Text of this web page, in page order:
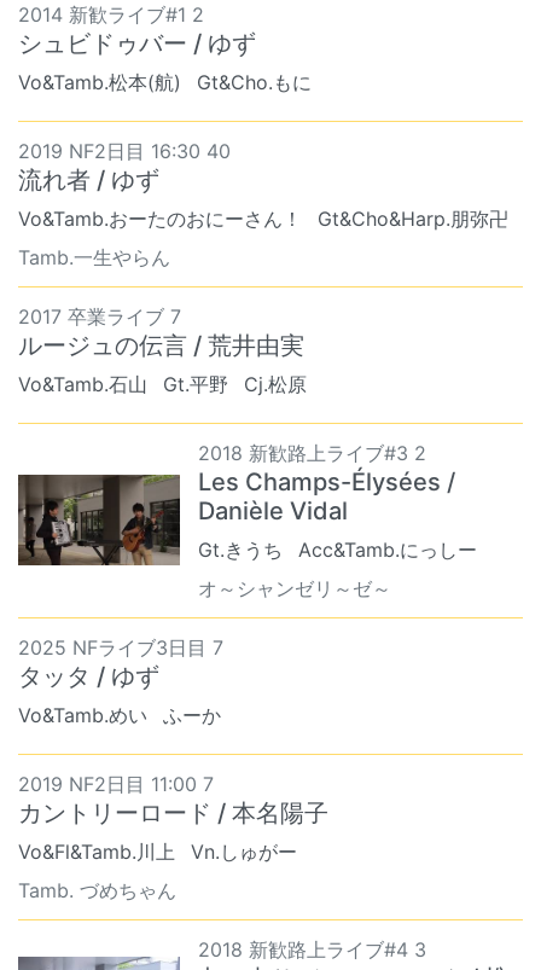
2014 新歓ライブ#1 2
シュビドゥバー / ゆず
Vo&Tamb.松本(航) Gt&Cho.もに
2019 NF2日目 16:30 40
流れ者 / ゆず
Vo&Tamb.おーたのおにーさん！
Gt&Cho&Harp.朋弥卍
Tamb.一生やらん
2017 卒業ライブ 7
ルージュの伝言 / 荒井由実
Vo&Tamb.石山 Gt.平野 Cj.松原
2018 新歓路上ライブ#3 2
Les Champs-Élysées /
Danièle Vidal
Gt.きうち
Acc&Tamb.にっしー
オ～シャンゼリ～ゼ～
2025 NFライブ3日目 7
タッタ / ゆず
Vo&Tamb.めい ふーか
2019 NF2日目 11:00 7
カントリーロード / 本名陽子
Vo&Fl&Tamb.川上
Vn.しゅがー
Tamb. づめちゃん
2018 新歓路上ライブ#4 3